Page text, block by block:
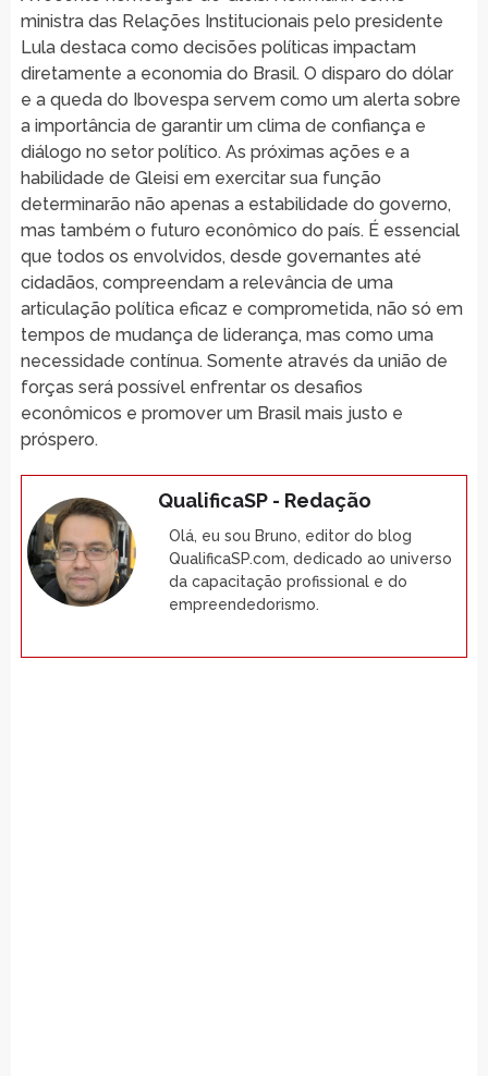
ministra das Relações Institucionais pelo presidente
Lula destaca como decisões políticas impactam
diretamente a economia do Brasil. O disparo do dólar
e a queda do Ibovespa servem como um alerta sobre
a importância de garantir um clima de confiança e
diálogo no setor político. As próximas ações e a
habilidade de Gleisi em exercitar sua função
determinarão não apenas a estabilidade do governo,
mas também o futuro econômico do país. É essencial
que todos os envolvidos, desde governantes até
cidadãos, compreendam a relevância de uma
articulação política eficaz e comprometida, não só em
tempos de mudança de liderança, mas como uma
necessidade contínua. Somente através da união de
forças será possível enfrentar os desafios
econômicos e promover um Brasil mais justo e
próspero.
QualificaSP - Redação
Olá, eu sou Bruno, editor do blog
QualificaSP.com, dedicado ao universo
da capacitação profissional e do
empreendedorismo.